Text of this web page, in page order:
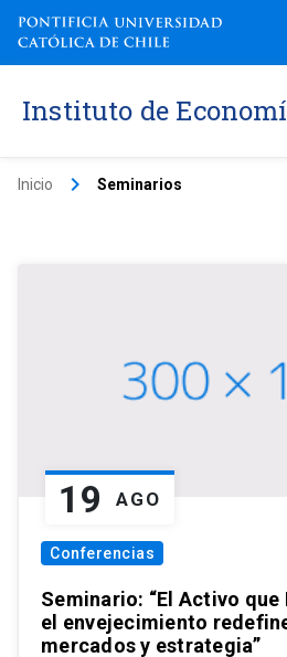
Instituto de
Inicio keyboard_arrow_right Seminarios
19 AGO
Conferencias
Seminario: “El Activo
el envejecimiento
mercados y estrategia”